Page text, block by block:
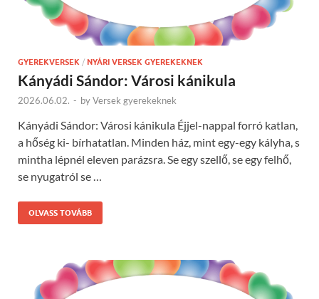
GYEREKVERSEK / NYÁRI VERSEK GYEREKEKNEK
Kányádi Sándor: Városi kánikula
2026.06.02. - byVersek gyerekeknek
Kányádi Sándor: Városi kánikula Éjjel-nappal forró katlan,
a hőség ki- bírhatatlan. Minden ház, mint egy-egy kályha, s
mintha lépnél eleven parázsra. Se egy szellő, se egy felhő,
se nyugatról se …
OLVASS TOVÁBB